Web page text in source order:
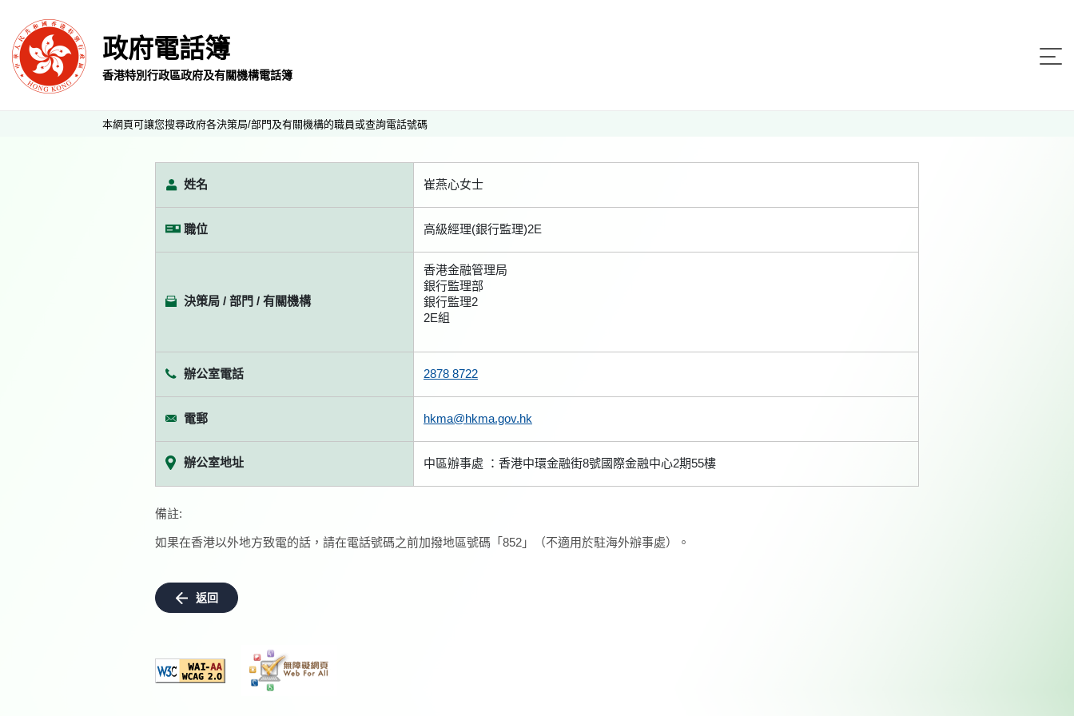
政府電話簿
香港特別行政區政府及有關機構電話簿
本網頁可讓您搜尋政府各決策局/部門及有關機構的職員或查詢電話號碼
姓名 崔燕心女士
職位 高級經理(銀行監理)2E
決策局 / 部門 / 有關機構
香港金融管理局
銀行監理部
銀行監理2
2E組
辦公室電話 2878 8722
電郵 hkma@hkma.gov.hk
辦公室地址 中區辦事處 ：香港中環金融街8號國際金融中心2期55樓
備註:
如果在香港以外地方致電的話，請在電話號碼之前加撥地區號碼「852」（不適用於駐海外辦事處）。
返回